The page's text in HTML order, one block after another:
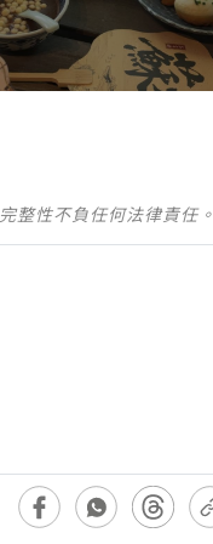
整性不負任何法律責任。